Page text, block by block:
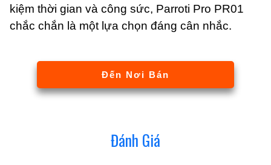
kiệm thời gian và công sức, Parroti Pro PR01
chắc chắn là một lựa chọn đáng cân nhắc.
Đến Nơi Bán
Đánh Giá